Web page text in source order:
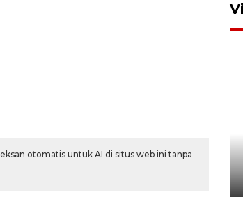
otomatis untuk AI di situs web ini tanpa
Pelanggan Filaha Farm setia